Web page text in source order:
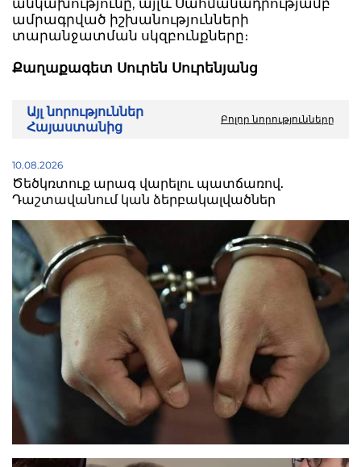
ամրագրված իշխանությունների
տարանջատման սկզբունքները։
Քաղաքագետ Սուրեն Սուրենյանց
Այլ նորություններ
Հայաստանից
Բոլոր նորությունները
10.08.2026
Ծեծկռտուք արագ վարելու պատճառով.
Դաշտավանում կան ձերբակալվածներ